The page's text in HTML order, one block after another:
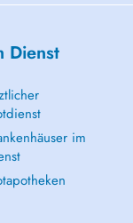
Dienst
im